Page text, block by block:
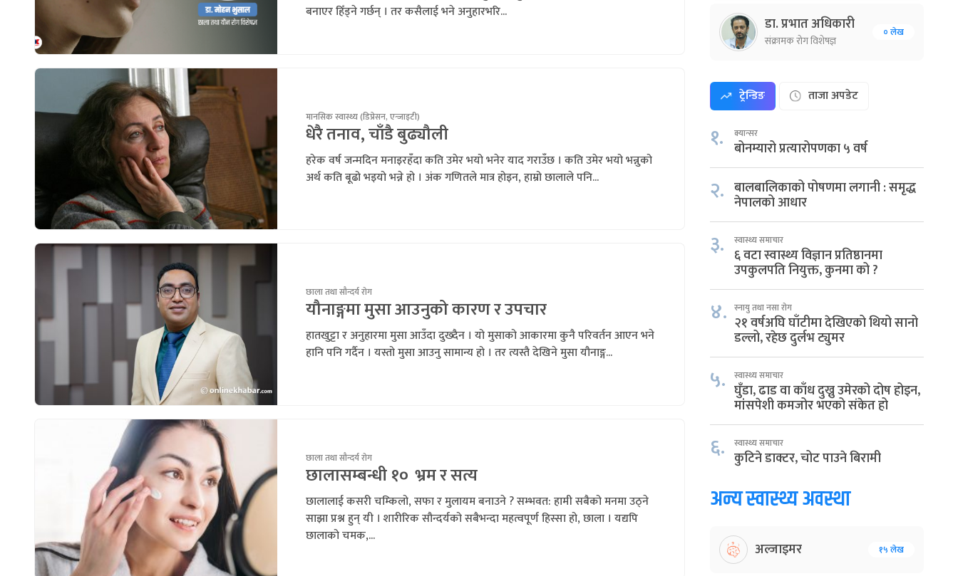
बनाएर हिँड्ने गर्छन् । तर कसैलाई भने अनुहारभरि...
मानसिक स्वास्थ्य (डिप्रेसन, एन्जाइटी)
धेरै तनाव, चाँडै बुढ्यौली
हरेक वर्ष जन्मदिन मनाइरहँदा कति उमेर भयो भनेर याद गराउँछ । कति उमेर भयो भन्नुको
अर्थ कति बूढो भइयो भन्ने हो । अंक गणितले मात्र होइन, हाम्रो छालाले पनि...
छाला तथा सौन्दर्य रोग
यौनाङ्गमा मुसा आउनुको कारण र उपचार
हातखुट्टा र अनुहारमा मुसा आउँदा दुख्दैन । यो मुसाको आकारमा कुनै परिवर्तन आएन भने
हानि पनि गर्दैन । यस्तो मुसा आउनु सामान्य हो । तर त्यस्तै देखिने मुसा यौनाङ्ग...
छाला तथा सौन्दर्य रोग
छालासम्बन्धी १० भ्रम र सत्य
छालालाई कसरी चम्किलो, सफा र मुलायम बनाउने ? सम्भवत: हामी सबैको मनमा उठ्ने
साझा प्रश्न हुन् यी । शारीरिक सौन्दर्यको सबैभन्दा महत्वपूर्ण हिस्सा हो, छाला । यद्यपि
छालाको चमक,...
डा. प्रभात अधिकारी
संक्रामक रोग विशेषज्ञ
० लेख
ट्रेन्डिङ ताजा अपडेट
१. क्यान्सर
बोनम्यारो प्रत्यारोपणका ५ वर्ष
२. बालबालिकाको पोषणमा लगानी : समृद्ध
नेपालको आधार
३. स्वास्थ्य समाचार
६ वटा स्वास्थ्य विज्ञान प्रतिष्ठानमा
उपकुलपति नियुक्त, कुनमा को ?
४. स्नायु तथा नसा रोग
२१ वर्षअघि घाँटीमा देखिएको थियो सानो
डल्लो, रहेछ दुर्लभ ट्युमर
५. स्वास्थ्य समाचार
घुँडा, ढाड वा काँध दुख्नु उमेरको दोष होइन,
मांसपेशी कमजोर भएको संकेत हो
६. स्वास्थ्य समाचार
कुटिने डाक्टर, चोट पाउने बिरामी
अन्य स्वास्थ्य अवस्था
अल्जाइमर १५ लेख